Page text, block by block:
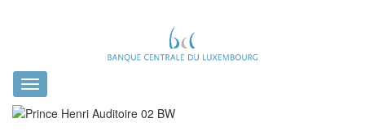
Toggle
navigation